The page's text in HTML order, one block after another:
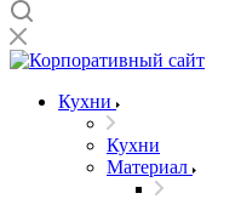
Кухни
Кухни
Материал